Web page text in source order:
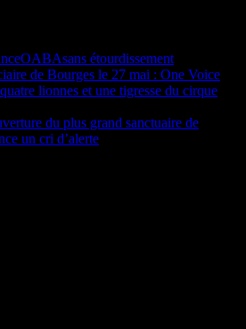
OABAsans étourdissement
de Bourges le 27 mai : One Voice
lionnes et une tigresse du cirque
du plus grand sanctuaire de
un cri d’alerte